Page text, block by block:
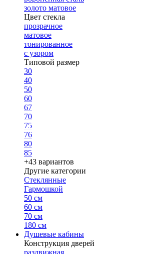
золото матовое
Цвет стекла
прозрачное
матовое
тонированное
с узором
Типовой размер
30
40
50
60
67
70
75
76
80
85
+43 вариантов
Другие категории
Стеклянные
Гармошкой
50 см
60 см
70 см
180 см
Душевые кабины
Конструкция дверей
раздвижная